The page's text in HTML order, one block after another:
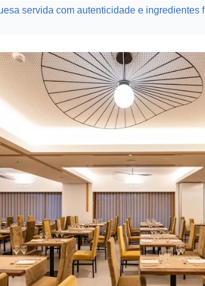
servida com autenticidade e ingredientes